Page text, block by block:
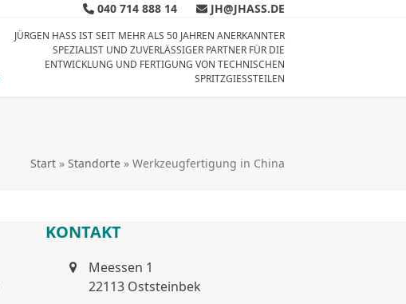
040 714 888 14 JH@JHASS.DE
JÜRGEN HASS IST SEIT MEHR ALS 50 JAHREN ANERKANNTER
SPEZIALIST UND ZUVERLÄSSIGER PARTNER FÜR DIE
ENTWICKLUNG UND FERTIGUNG VON TECHNISCHEN
SPRITZGIESSTEILEN
Start » Standorte » Werkzeugfertigung in China
KONTAKT
Meessen 1
22113 Oststeinbek